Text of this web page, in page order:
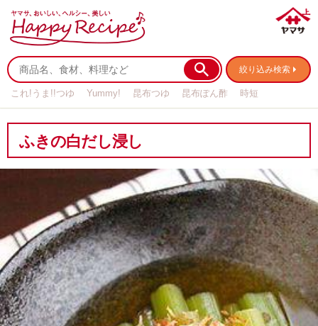
絞り込み検索
これ!うま!!つゆ Yummy! 昆布つゆ 昆布ぽん酢
時短
ふきの白だし浸し